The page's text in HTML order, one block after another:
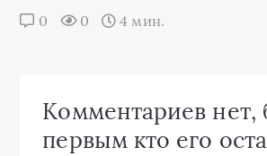
0 0 4 мин.
Комментариев нет,
первым кто его